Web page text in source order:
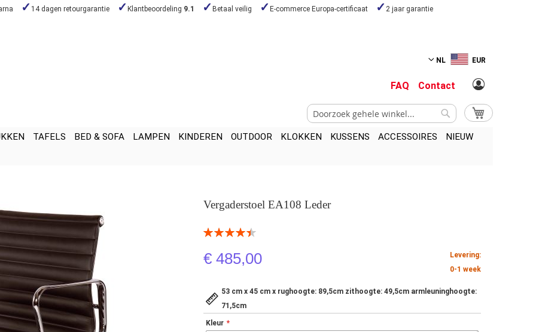
14 dagen retourgarantie Klantbeoordeling 9.1 Betaal veilig E-commerce Europa-certificaat 2 jaar garantie
NL EUR
FAQ Contact
My Cart
Zoek
TAFELS BED & SOFA LAMPEN KINDEREN OUTDOOR KLOKKEN KUSSENS ACCESSOIRES
NIEUW
Vergaderstoel EA108 Leder
Beoordeling:
€ 485,00
Levering:
0-1 week
53 cm x 45 cm x rughoogte: 89,5cm zithoogte: 49,5cm armleuninghoogte:
71,5cm
Kleur